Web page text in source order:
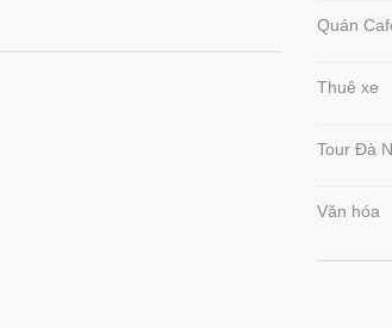
Quán
Thuê xe
Tour Đà
Văn hóa